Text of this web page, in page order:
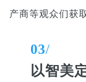
产商等观众们获
03/
以智美